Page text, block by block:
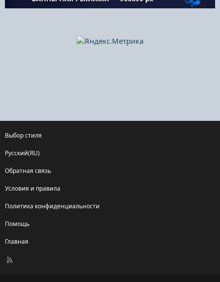
Выбор стиля
Русский(RU)
Обратная связь
Условия и правила
Политика конфиденциальности
Помощь
Главная
R